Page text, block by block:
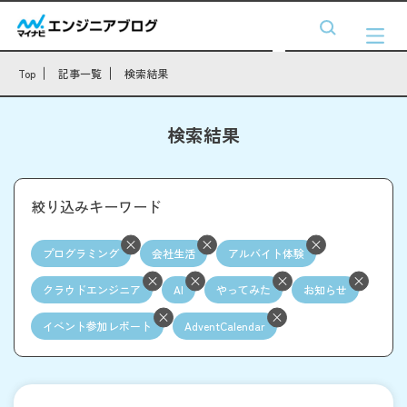
Top 記事一覧 検索結果
検索結果
絞り込みキーワード
プログラミング 会社生活 アルバイト体験
クラウドエンジニア AI やってみた お知らせ
イベント参加レポート AdventCalendar